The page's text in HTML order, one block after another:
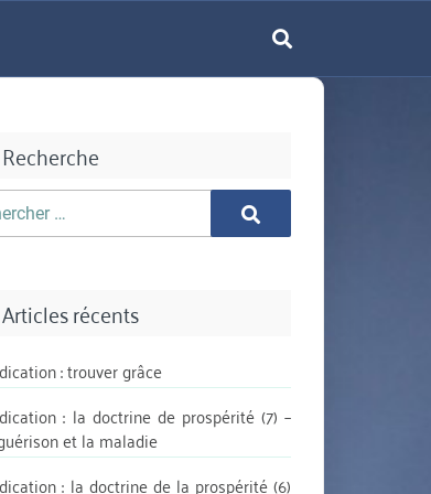
Recherche
Chercher
Articles récents
: trouver grâce
: la doctrine de prospérité (7) –
et la maladie
: la doctrine de la prospérité (6)